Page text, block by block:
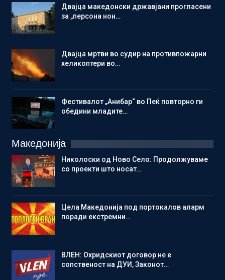
Двајца македонски државјани прогласени
за „персона нон…
Двајца мртви во судир на противпожарни
хеликоптери во…
Фестивалот „Анибар“ во Пеќ повторно ги
обедини младите…
Македонија
Николоски од Ново Село: Продолжуваме
со проекти што носат…
Цела Македонија под портокалов аларм
поради екстремни…
ВЛЕН: Охридскиот договор не е
сопственост на ДУИ, Законот…